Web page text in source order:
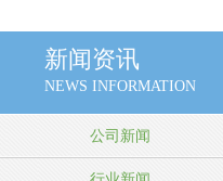
新闻资讯
NEWS INFORMATION
公司新闻